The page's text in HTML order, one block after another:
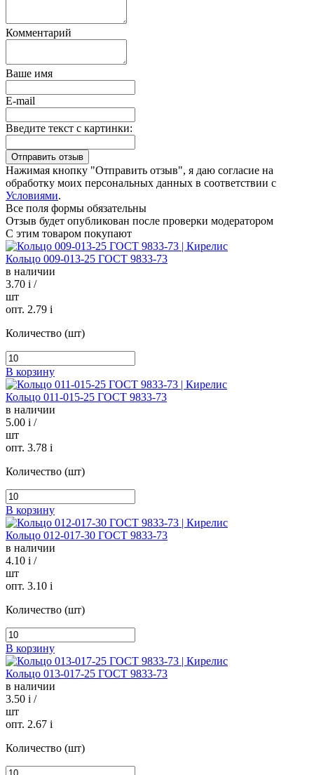
Комментарий
Ваше имя
E-mail
Введите текст с картинки:
Нажимая кнопку "Отправить отзыв", я даю согласие на
обработку моих персональных данных в соответствии с
Условиями.
Все поля формы обязательны
Отзыв будет опубликован после проверки модератором
С этим товаром покупают
Кольцо 009-013-25 ГОСТ 9833-73
в наличии
3.70 i /
шт
опт. 2.79 i
Количество (шт)
В корзину
Кольцо 011-015-25 ГОСТ 9833-73
в наличии
5.00 i /
шт
опт. 3.78 i
Количество (шт)
В корзину
Кольцо 012-017-30 ГОСТ 9833-73
в наличии
4.10 i /
шт
опт. 3.10 i
Количество (шт)
В корзину
Кольцо 013-017-25 ГОСТ 9833-73
в наличии
3.50 i /
шт
опт. 2.67 i
Количество (шт)